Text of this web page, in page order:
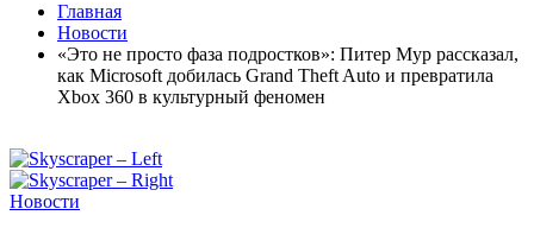
Главная
Новости
«Это не просто фаза подростков»: Питер Мур рассказал,
как Microsoft добилась Grand Theft Auto и превратила
Xbox 360 в культурный феномен
Новости